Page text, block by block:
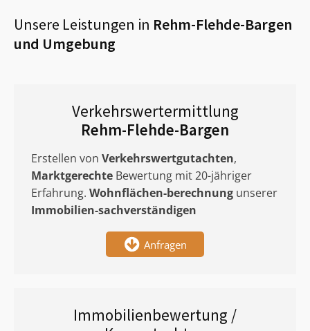
Unsere Leistungen in Rehm-Flehde-Bargen
und Umgebung
Verkehrswertermittlung
Rehm-Flehde-Bargen
Erstellen von Verkehrswertgutachten,
Marktgerechte Bewertung mit 20-jähriger
Erfahrung. Wohnflächen-berechnung unserer
Immobilien-sachverständigen
Anfragen
Immobilienbewertung /